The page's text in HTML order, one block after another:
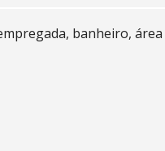
banheiro, área